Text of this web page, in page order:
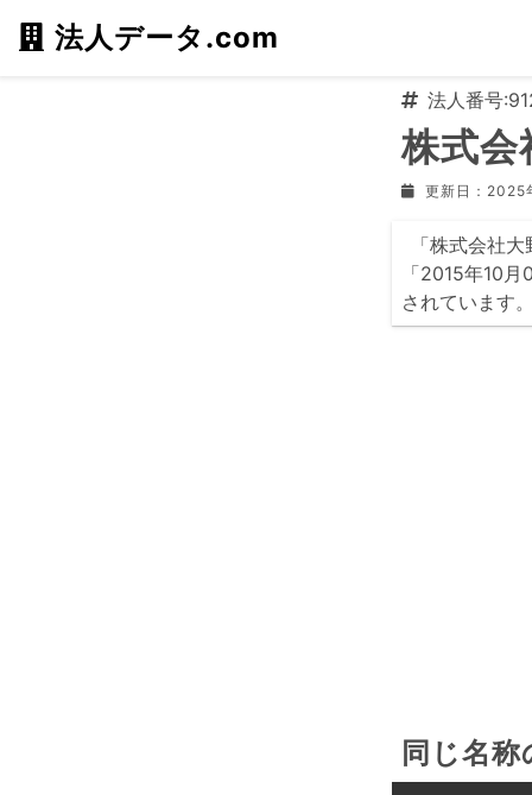
法人データ.com
法人番号
株式会
更新日：2025
「株式会社
「2015年10
されています
同じ名称